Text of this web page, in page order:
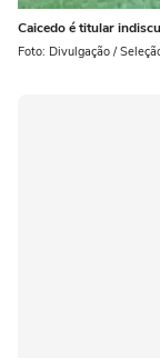
Caicedo é titular
Foto: Divulgação /